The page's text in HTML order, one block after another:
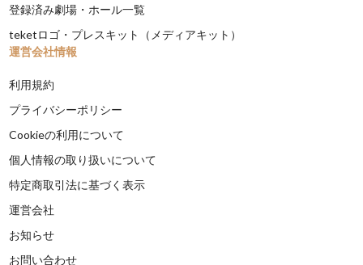
登録済み劇場・ホール一覧
teketロゴ・プレスキット（メディアキット）
運営会社情報
利用規約
プライバシーポリシー
Cookieの利用について
個人情報の取り扱いについて
特定商取引法に基づく表示
運営会社
お知らせ
お問い合わせ